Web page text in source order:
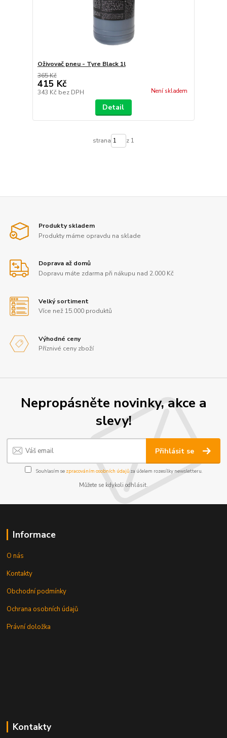
Oživovač pneu - Tyre Black 1l
365 Kč
415 Kč
343 Kč bez DPH Není skladem
Detail
strana z 1
Produkty skladem
Produkty máme opravdu na sklade
Doprava až domů
Dopravu máte zdarma při nákupu nad 2.000 Kč
Velký sortiment
Více než 15.000 produktů
Výhodné ceny
Příznivé ceny zboží
Nepropásněte novinky, akce a
slevy!
Přihlásit se
Souhlasím se zpracováním osobních údajůza účelem rozesílky newsletteru.
Můžete se kdykoli odhlásit.
Informace
O nás
Kontakty
Obchodní podmínky
Ochrana osobních údajů
Právní doložka
Kontakty